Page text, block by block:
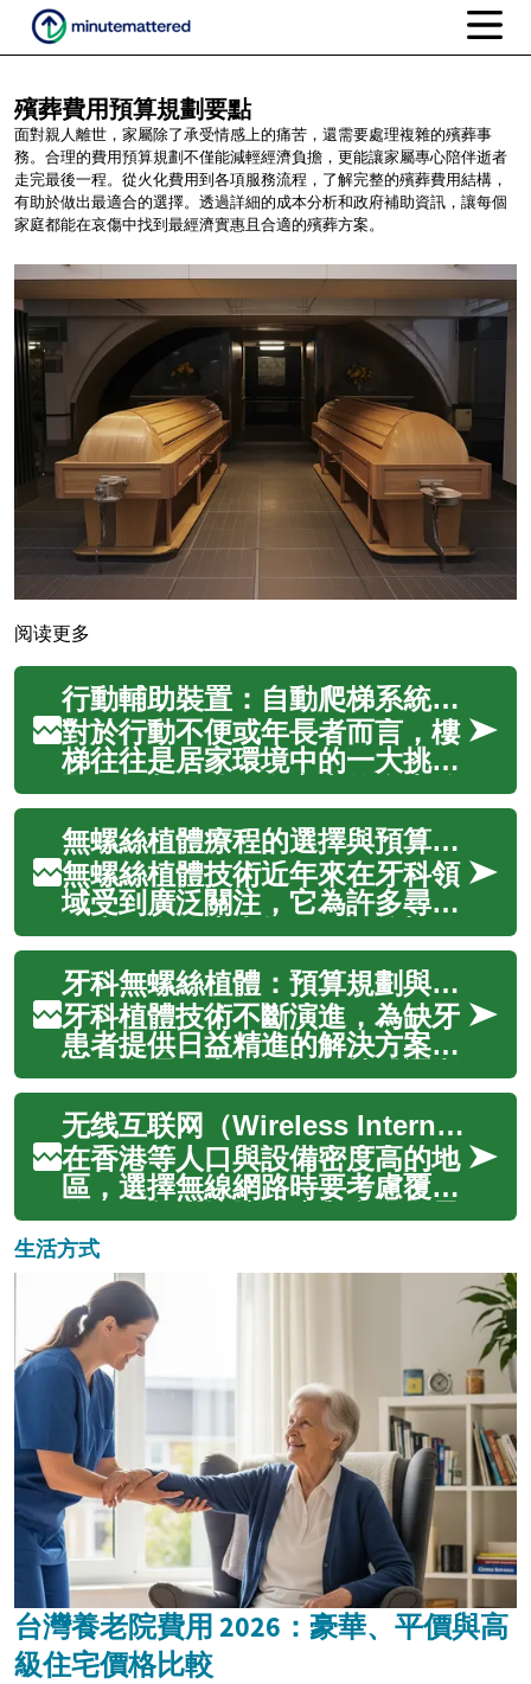
殯葬費用預算規劃要點
面對親人離世，家屬除了承受情感上的痛苦，還需要處理複雜的殯葬事
務。合理的費用預算規劃不僅能減輕經濟負擔，更能讓家屬專心陪伴逝者
走完最後一程。從火化費用到各項服務流程，了解完整的殯葬費用結構，
有助於做出最適合的選擇。透過詳細的成本分析和政府補助資訊，讓每個
家庭都能在哀傷中找到最經濟實惠且合適的殯葬方案。
阅读更多
行動輔助裝置：自動爬梯系統的選擇要點
對於行動不便或年長者而言，樓
梯往往是居家環境中的一大挑
戰，限制了他們在家中的自由移
動。自動爬梯系統作為一種重要
的行動輔助裝置，旨在顯著提升
生活品質與居家安全。這些系統
的設計目的在於幫助使用者安
全、輕鬆地上下樓，從而有效維
持他們在多層住...
無螺絲植體療程的選擇與預算分析
無螺絲植體技術近年來在牙科領
域受到廣泛關注，它為許多尋求
牙齒修復的患者提供了傳統螺絲
固定植體之外的另一種選擇。這
項創新技術旨在提升植牙的穩定
性與美觀度，同時可能減少某些
併發症的風險。了解無螺絲植體
的原理、優勢、適用情況以及相
關費用，對...
牙科無螺絲植體：預算規劃與相關資訊
牙科植體技術不斷演進，為缺牙
患者提供日益精進的解決方案。
在眾多選項中，無螺絲植體逐漸
受到關注，它代表了一種不同於
傳統螺絲固定的植體設計理念。
了解無螺絲植體的獨特之處、其
潛在優勢以及最重要的相關費
用，對於希望恢復口腔功能和美
觀的患者來說...
无线互联网（Wireless Internet）已成为现代生活和工作不可或缺的一部分，無論是在城市的咖啡店、商務會議還是出差旅途中，穩定的連線決定了資訊取得與溝通效率。本文將從技術與使用場景出發，說明在不同環境下如何選擇與管理無線連線，並特別談到在 hong kong 等密集都市環境中常見的 wifi、4g、5g 與 mobile data 使用要點，幫助讀者理解各種技術的優勢、限制與實際應用建議，便於在家中、辦公室或移動中選擇合適的本地 services 和方案。
在香港等人口與設備密度高的地
區，選擇無線網路時要考慮覆蓋
範圍、頻譜擁擠程度與實際場景
需求。室內辦公或家庭使用通常
以家庭光纖搭配 Wi‑Fi 為主；外
出或旅遊則仰賴行動網路
（4g/5g）或公共 wifi。還需注
意設備支援的頻段與 SIM...
生活方式
台灣養老院費用 2026：豪華、平價與高
級住宅價格比較